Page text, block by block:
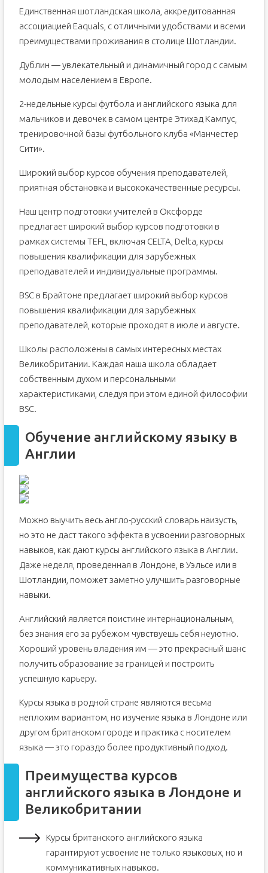
Единственная шотландская школа, аккредитованная
ассоциацией Eaquals, с отличными удобствами и всеми
преимуществами проживания в столице Шотландии.
Дублин — увлекательный и динамичный город с самым
молодым населением в Европе.
2-недельные курсы футбола и английского языка для
мальчиков и девочек в самом центре Этихад Кампус,
тренировочной базы футбольного клуба «Манчестер
Сити».
Широкий выбор курсов обучения преподавателей,
приятная обстановка и высококачественные ресурсы.
Наш центр подготовки учителей в Оксфорде
предлагает широкий выбор курсов подготовки в
рамках системы TEFL, включая CELTA, Delta, курсы
повышения квалификации для зарубежных
преподавателей и индивидуальные программы.
BSC в Брайтоне предлагает широкий выбор курсов
повышения квалификации для зарубежных
преподавателей, которые проходят в июле и августе.
Школы расположены в самых интересных местах
Великобритании. Каждая наша школа обладает
собственным духом и персональными
характеристиками, следуя при этом единой философии
BSC.
Обучение английскому языку в
Англии
Можно выучить весь англо-русский словарь наизусть,
но это не даст такого эффекта в усвоении разговорных
навыков, как дают курсы английского языка в Англии.
Даже неделя, проведенная в Лондоне, в Уэльсе или в
Шотландии, поможет заметно улучшить разговорные
навыки.
Английский является поистине интернациональным,
без знания его за рубежом чувствуешь себя неуютно.
Хороший уровень владения им — это прекрасный шанс
получить образование за границей и построить
успешную карьеру.
Курсы языка в родной стране являются весьма
неплохим вариантом, но изучение языка в Лондоне или
другом британском городе и практика с носителем
языка — это гораздо более продуктивный подход.
Преимущества курсов
английского языка в Лондоне и
Великобритании
Курсы британского английского языка
гарантируют усвоение не только языковых, но и
коммуникативных навыков.